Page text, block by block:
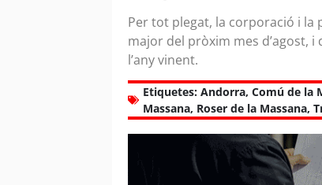
Per tot plegat, la corporació i la
major del pròxim mes d’agost,
l’any vinent.
Etiquetes: Andorra, Comú de la
Massana, Roser de la Massana,